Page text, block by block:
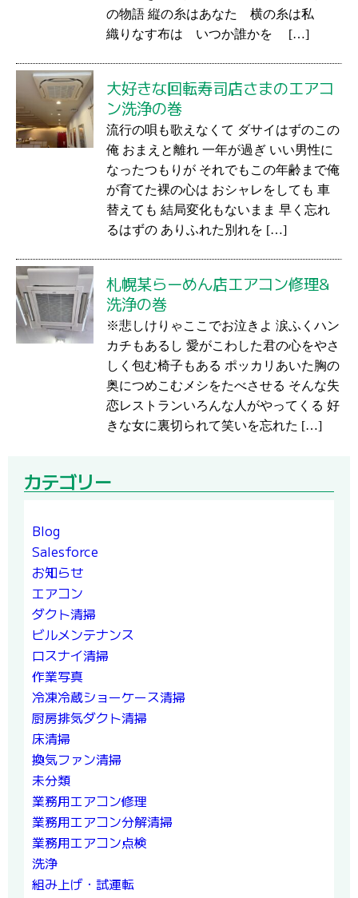
の物語 縦の糸はあなた 横の糸は私
織りなす布は いつか誰かを […]
大好きな回転寿司店さまのエアコ
ン洗浄の巻
流行の唄も歌えなくて ダサイはずのこの
俺 おまえと離れ 一年が過ぎ いい男性に
なったつもりが それでもこの年齢まで俺
が育てた裸の心は おシャレをしても 車
替えても 結局変化もないまま 早く忘れ
るはずの ありふれた別れを […]
札幌某らーめん店エアコン修理&
洗浄の巻
※悲しけりゃここでお泣きよ 涙ふくハン
カチもあるし 愛がこわした君の心をやさ
しく包む椅子もある ポッカリあいた胸の
奥につめこむメシをたべさせる そんな失
恋レストランいろんな人がやってくる 好
きな女に裏切られて笑いを忘れた […]
カテゴリー
Blog
Salesforce
お知らせ
エアコン
ダクト清掃
ビルメンテナンス
ロスナイ清掃
作業写真
冷凍冷蔵ショーケース清掃
厨房排気ダクト清掃
床清掃
換気ファン清掃
未分類
業務用エアコン修理
業務用エアコン分解清掃
業務用エアコン点検
洗浄
組み上げ・試運転